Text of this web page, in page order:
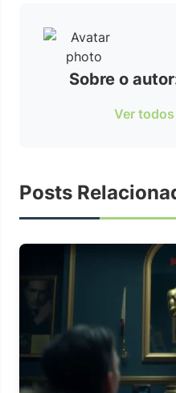
Sobre o
Ver
Posts